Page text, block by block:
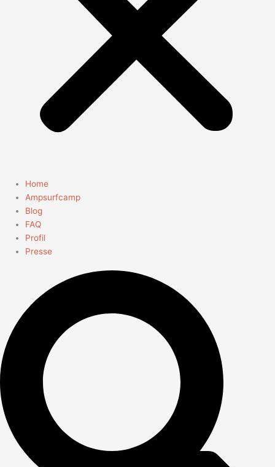
Home
Ampsurfcamp
Blog
FAQ
Profil
Presse